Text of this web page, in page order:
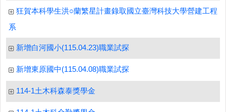
狂賀本科學生洪○蘭繁星計畫錄取國立臺灣科技大學營建工程
系
新增白河國小(115.04.23)職業試探
新增東原國中(115.04.08)職業試探
114-1土木科森泰獎學金